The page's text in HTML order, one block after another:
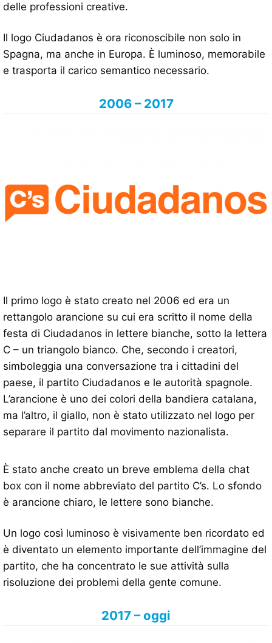
delle professioni creative.
Il logo Ciudadanos è ora riconoscibile non solo in
Spagna, ma anche in Europa. È luminoso, memorabile
e trasporta il carico semantico necessario.
2006 – 2017
Il primo logo è stato creato nel 2006 ed era un
rettangolo arancione su cui era scritto il nome della
festa di Ciudadanos in lettere bianche, sotto la lettera
C – un triangolo bianco. Che, secondo i creatori,
simboleggia una conversazione tra i cittadini del
paese, il partito Ciudadanos e le autorità spagnole.
L’arancione è uno dei colori della bandiera catalana,
ma l’altro, il giallo, non è stato utilizzato nel logo per
separare il partito dal movimento nazionalista.
È stato anche creato un breve emblema della chat
box con il nome abbreviato del partito C’s. Lo sfondo
è arancione chiaro, le lettere sono bianche.
Un logo così luminoso è visivamente ben ricordato ed
è diventato un elemento importante dell’immagine del
partito, che ha concentrato le sue attività sulla
risoluzione dei problemi della gente comune.
2017 – oggi